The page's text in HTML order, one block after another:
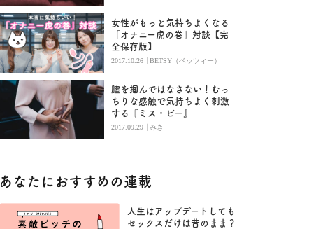
女性がもっと気持ちよくなる
「オナニー虎の巻」対談【完
全保存版】
2017.10.26 | BETSY（ベッツィー）
膣を掴んではなさない！むっ
ちりな感触で気持ちよく刺激
する『ミス・ビー』
2017.09.29 | みき
あなたにおすすめの連載
人生はアップデートしても
セックスだけは昔のまま？